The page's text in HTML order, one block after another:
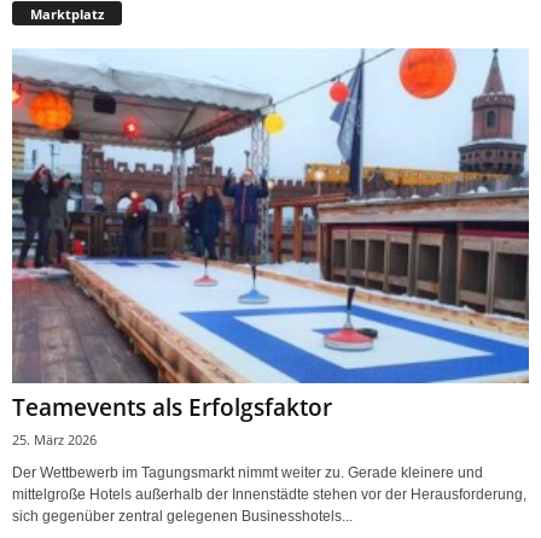
Marktplatz
Teamevents als Erfolgsfaktor
25. März 2026
Der Wettbewerb im Tagungsmarkt nimmt weiter zu. Gerade kleinere und
mittelgroße Hotels außerhalb der Innenstädte stehen vor der Herausforderung,
sich gegenüber zentral gelegenen Businesshotels...